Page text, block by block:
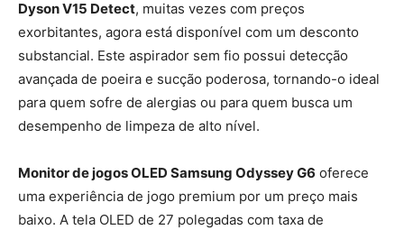
Dyson V15 Detect, muitas vezes com preços
exorbitantes, agora está disponível com um desconto
substancial. Este aspirador sem fio possui detecção
avançada de poeira e sucção poderosa, tornando-o ideal
para quem sofre de alergias ou para quem busca um
desempenho de limpeza de alto nível.
Monitor de jogos OLED Samsung Odyssey G6 oferece
uma experiência de jogo premium por um preço mais
baixo. A tela OLED de 27 polegadas com taxa de